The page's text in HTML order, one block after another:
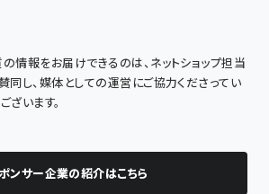
情報をお届けできるのは、ネットショップ担当
同し、媒体としての運営にご協力くださってい
います。
ンサー企業の紹介はこちら